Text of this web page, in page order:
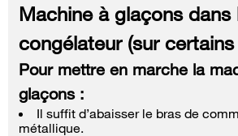
Machine à glaçons dans
congélateur (sur
Pour mettre en marche la
glaçons :
Il suffit d’abaisser le bras de
métallique.